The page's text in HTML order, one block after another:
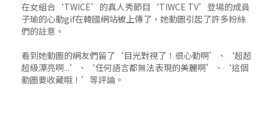
在女組合‘TWICE’的真人秀節目‘TIWCE TV’登場的成員
子瑜的心動gif在韓國網站被上傳了，她動圖引起了許多粉絲
們的註意。
看到她動圖的網友們留了‘目光對視了！很心動啊’、‘超超
超級漂亮啊...’、‘任何語言都無法表現的美麗啊’、‘這個
動圖要收藏哦！’等評論。